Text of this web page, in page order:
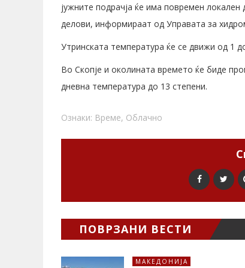
јужните подрачја ќе има повремен
делови, информираат од Управата за
Утринската температура ќе се движи од 1
Во Скопје и околината времето ќе биде
дневна температура до 13 степени.
Ознаки: Време, Облачно
ПОВРЗАНИ ВЕСТИ
МАКЕДОНИЈА